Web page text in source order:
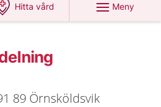
Hitta vård
Meny
89 Örnsköldsvik